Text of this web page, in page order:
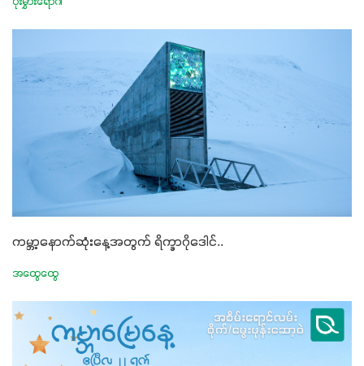
ကမ္ဘာ့နောက်ဆုံးနေ့အတွက် ရိက္ခာဂိုဒေါင်..
အထွေထွေ